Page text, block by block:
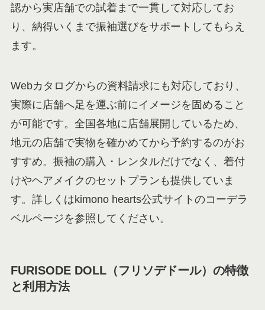
認から実店舗での試着まで一貫して対応してお
り、納得いくまで振袖選びをサポートしてもらえ
ます。
Webカタログからの資料請求にも対応しており、
実際に店舗へ足を運ぶ前にイメージを固めること
が可能です。全国各地に店舗展開しているため、
地元の店舗で実物を確かめてから予約するのがお
すすめ。振袖の購入・レンタルだけでなく、着付
けやヘアメイクのセットプランも提供していま
す。詳しくはkimono hearts公式サイトのコーデラ
ベルページを参照してください。
FURISODE DOLL（フリソデドール）の特徴
と利用方法